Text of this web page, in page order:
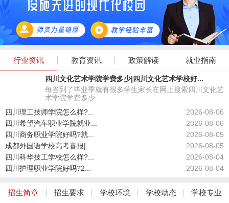
行业资讯 教育资讯 政策解读 就业指南
四川文化艺术学院学费多少|四川文化艺术学校好...
每当到了毕业季就有很多学生家长在网上搜索四川文化艺
术学院学费多少...
2026-08-06
四川理工技师学院怎么样?...
2026-08-06
四川希望汽车职业学院就业...
2026-08-05
四川商务职业学院好吗?就...
2026-08-05
成都外国语学校高考喜报|...
2026-08-04
四川科华技工学校怎么样?...
2026-08-04
四川护理职业学院好吗?2...
招生简章 招生要求 学校环境 学校动态 学校专业